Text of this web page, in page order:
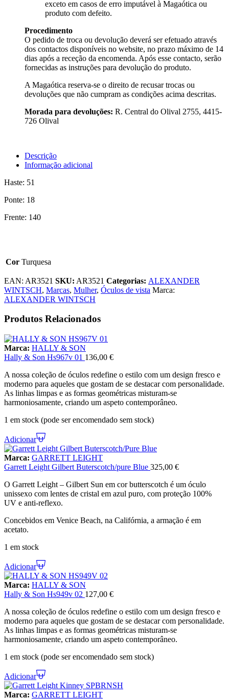
exceto em casos de erro imputável à Magaótica ou
produto com defeito.
Procedimento
O pedido de troca ou devolução deverá ser efetuado através
dos contactos disponíveis no website, no prazo máximo de 14
dias após a receção da encomenda. Após esse contacto, serão
fornecidas as instruções para devolução do produto.
A Magaótica reserva-se o direito de recusar trocas ou
devoluções que não cumpram as condições acima descritas.
Morada para devoluções: R. Central do Olival 2755, 4415-
726 Olival
Descrição
Informação adicional
Haste: 51
Ponte: 18
Frente: 140
Cor Turquesa
EAN: AR3521 SKU: AR3521 Categorias: ALEXANDER
WINTSCH, Marcas, Mulher, Óculos de vista Marca:
ALEXANDER WINTSCH
Produtos Relacionados
Marca: HALLY & SON
Hally & Son Hs967v 01 136,00 €
A nossa coleção de óculos redefine o estilo com um design fresco e
moderno para aqueles que gostam de se destacar com personalidade.
As linhas limpas e as formas geométricas misturam-se
harmoniosamente, criando um aspeto contemporâneo.
1 em stock (pode ser encomendado sem stock)
Adicionar
Marca: GARRETT LEIGHT
Garrett Leight Gilbert Buterscotch/pure Blue 325,00 €
O Garrett Leight – Gilbert Sun em cor butterscotch é um óculo
unissexo com lentes de cristal em azul puro, com proteção 100%
UV e anti-reflexo.
Concebidos em Venice Beach, na Califórnia, a armação é em
acetato.
1 em stock
Adicionar
Marca: HALLY & SON
Hally & Son Hs949v 02 127,00 €
A nossa coleção de óculos redefine o estilo com um design fresco e
moderno para aqueles que gostam de se destacar com personalidade.
As linhas limpas e as formas geométricas misturam-se
harmoniosamente, criando um aspeto contemporâneo.
1 em stock (pode ser encomendado sem stock)
Adicionar
Marca: GARRETT LEIGHT